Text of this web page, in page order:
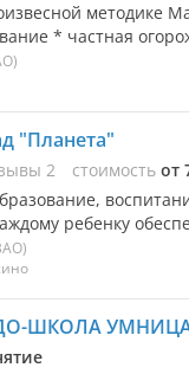
методике
* частная
"Планета"
2 стоимость от
ребенку
ШКОЛА